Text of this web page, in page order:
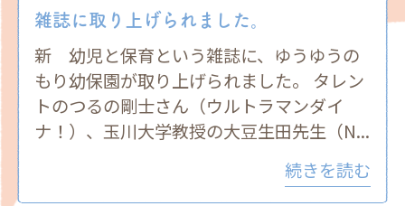
雑誌に取り上げられました。
新 幼児と保育という雑誌に、ゆうゆうの
もり幼保園が取り上げられました。 タレン
トのつるの剛士さん（ウルトラマンダイ
ナ！）、玉川大学教授の大豆生田先生（N...
続きを読む